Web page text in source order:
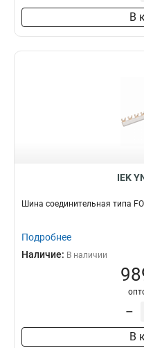
В
IEK
Шина соединительная типа
Подробнее
Наличие: В наличии
–
В